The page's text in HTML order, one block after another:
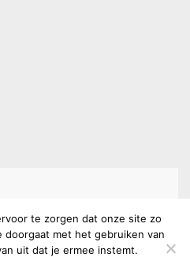
onze nieuwsbrief
te zorgen dat onze site zo
doorgaat met het gebruiken van
uit dat je ermee instemt.